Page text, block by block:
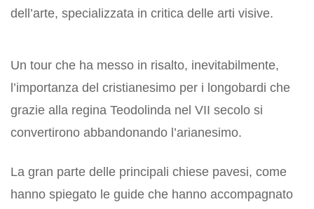
dell’arte, specializzata in critica delle arti visive.
Un tour che ha messo in risalto, inevitabilmente,
l’importanza del cristianesimo per i longobardi che
grazie alla regina Teodolinda nel VII secolo si
convertirono abbandonando l’arianesimo.
La gran parte delle principali chiese pavesi, come
hanno spiegato le guide che hanno accompagnato